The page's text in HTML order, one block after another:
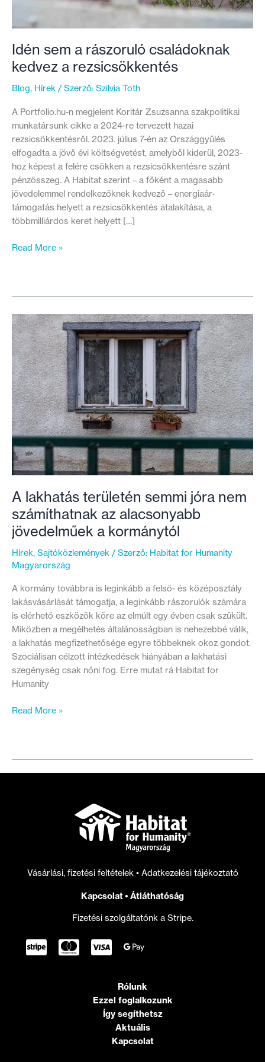
Idén sem a rászoruló családoknak
kedvez a rezsicsökkentés
Blog, Hírek / Szerző: Szilvia Toth
A Portfolio.hu-n megjelent Koritár Zsuzsanna szakpolitikai
munkatársunk cikke a 2024-re tervezett hazai
rezsicsökkentésről. 2023. július 7-én az Országgyűlés
elfogadta a jövő évi költségvetést, amelyből kiderül, 2023-
hoz képest a felére csökken a rezsicsökkentésre szánt
pénzösszeg. A Habitat szerint – a főként a magasabb
jövedelemmel rendelkezőknek kedvező – energiaár-
támogatás helyett a rezsicsökkentés átalakítása, a
többmilliárdos keret helyett […]
Idén
kedvez
a
rezsicsökkentés
Read More »
A lakhatás területén semmi jóra nem
számíthatnak az alacsonyabb
jövedelműek a kormánytól
Hírek, Sajtóközlemények / Szerző: Habitat for Humanity
Magyarország
A kormány továbbra is leginkább a felső- és középosztály
lakásvásárlását támogatja, a leginkább rászorulók számára
is elérhető eszközök köre az elmúlt egy évben csak szűkült.
Miközben a megélhetés általánosságban is nehezebbé válik,
a lakhatás megfizethetősége egyre többeknek okoz gondot.
Szociálisan célzott intézkedések hiányában a lakhatási
szegénység csak nőni fog. Erre mutat rá Habitat for
Humanity
A
Read More »
Vásárlási, fizetési feltételek • Adatkezelési tájékoztató
Kapcsolat• Átláthatóság
Fizetési szolgáltatónk a Stripe.
Rólunk
Ezzel foglalkozunk
Így segíthetsz
Aktuális
Kapcsolat